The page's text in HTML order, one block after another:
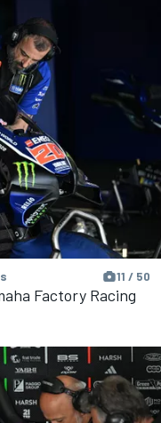
11 / 50
Factory Racing